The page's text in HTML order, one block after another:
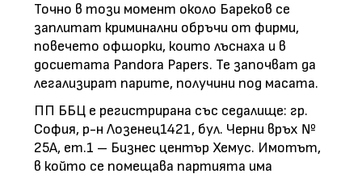
Точно в този момент около Бареков се
заплитат криминални обръчи от фирми,
повечето офшорки, които лъснаха и в
досиетата Pandora Papers. Те започват да
легализират парите, получини под масата.
ПП ББЦ е регистрирана със седалище: гр.
София, р-н Лозенец1421, бул. Черни връх №
25А, ет.1 – Бизнес център Хемус. Имотът,
в който се помещава партията има